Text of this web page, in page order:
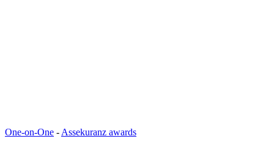
One-on-One - Assekuranz awards